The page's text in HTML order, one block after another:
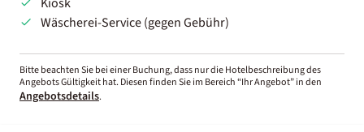
Wäscherei-Service (gegen Gebühr)
Bitte beachten Sie bei einer Buchung, dass nur die Hotelbeschreibung des
Angebots Gültigkeit hat. Diesen finden Sie im Bereich “Ihr Angebot” in den
Angebotsdetails.